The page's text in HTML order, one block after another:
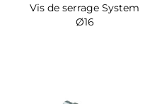
Vis de serrage System
Ø16